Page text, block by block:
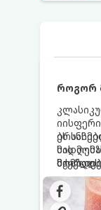
როგორ
ეს
მის